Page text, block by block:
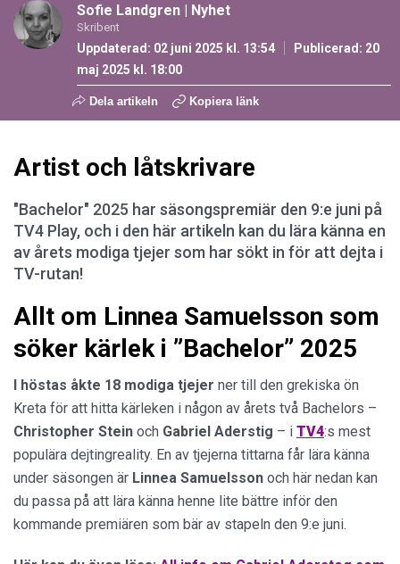
Sofie Landgren | Nyhet
Skribent
Uppdaterad: 02 juni 2025 kl. 13:54 Publicerad: 20
maj 2025 kl. 18:00
Dela artikeln Kopiera länk
Artist och låtskrivare
"Bachelor" 2025 har säsongspremiär den 9:e juni på
TV4 Play, och i den här artikeln kan du lära känna en
av årets modiga tjejer som har sökt in för att dejta i
TV-rutan!
Allt om Linnea Samuelsson som
söker kärlek i ”Bachelor” 2025
I höstas åkte 18 modiga tjejer ner till den grekiska ön
Kreta för att hitta kärleken i någon av årets två Bachelors –
Christopher Stein och Gabriel Aderstig – i TV4:s mest
populära dejtingreality. En av tjejerna tittarna får lära känna
under säsongen är Linnea Samuelsson och här nedan kan
du passa på att lära känna henne lite bättre inför den
kommande premiären som bär av stapeln den 9:e juni.